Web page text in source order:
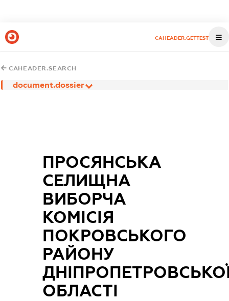
CAHEADER.GETTEST
CAHEADER.SEARCH
document.dossier
ПРОСЯНСЬКА
СЕЛИЩНА
ВИБОРЧА
КОМІСІЯ
ПОКРОВСЬКОГО
РАЙОНУ
ОБЛАСТІ